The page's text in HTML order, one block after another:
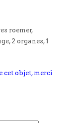
roemer,
2 organes, 1
cet objet, merci